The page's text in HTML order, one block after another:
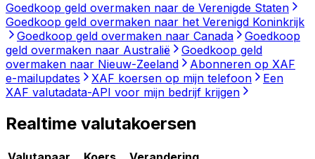
Goedkoop geld overmaken naar de Verenigde Staten
Goedkoop geld overmaken naar het Verenigd Koninkrijk
Goedkoop geld overmaken naar Canada
Goedkoop
geld overmaken naar Australië
Goedkoop geld
overmaken naar Nieuw-Zeeland
Abonneren op XAF
e-mailupdates
XAF koersen op mijn telefoon
Een
XAF valutadata-API voor mijn bedrijf krijgen
Realtime valutakoersen